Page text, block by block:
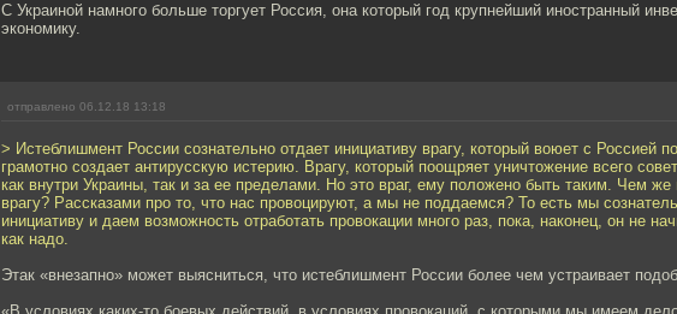
С Украиной намного больше торгует Россия, она который год крупнейший иностранный
экономику.
отправлено 06.12.18 13:18
> Истеблишмент России сознательно отдает инициативу врагу, который воюет с Россией
грамотно создает антирусскую истерию. Врагу, который поощряет уничтожение всего
как внутри Украины, так и за ее пределами. Но это враг, ему положено быть таким. Чем
врагу? Рассказами про то, что нас провоцируют, а мы не поддаемся? То есть мы
инициативу и даем возможность отработать провокации много раз, пока, наконец, он не
как надо.
Этак «внезапно» может выясниться, что истеблишмент России более чем устраивает